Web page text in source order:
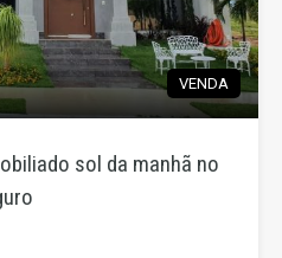
VENDA
sol da manhã no